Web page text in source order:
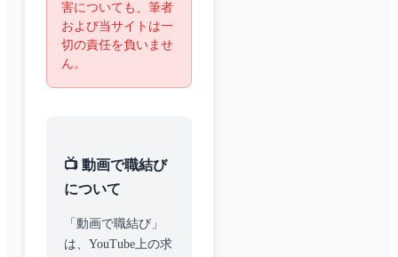
害についても、筆者
および当サイトは一
切の責任を負いませ
ん。
📺 動画で職結び
について
「動画で職結び」
は、YouTube上の求